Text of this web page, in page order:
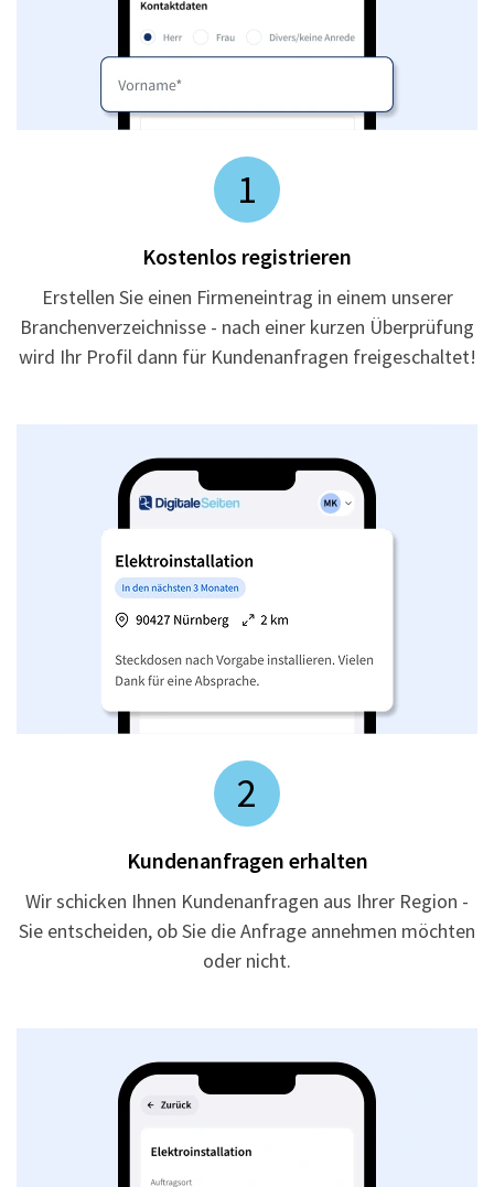
1
Kostenlos registrieren
Erstellen Sie einen Firmeneintrag in einem unserer
Branchenverzeichnisse - nach einer kurzen Überprüfung
wird Ihr Profil dann für Kundenanfragen freigeschaltet!
2
Kundenanfragen erhalten
Wir schicken Ihnen Kundenanfragen aus Ihrer Region -
Sie entscheiden, ob Sie die Anfrage annehmen möchten
oder nicht.